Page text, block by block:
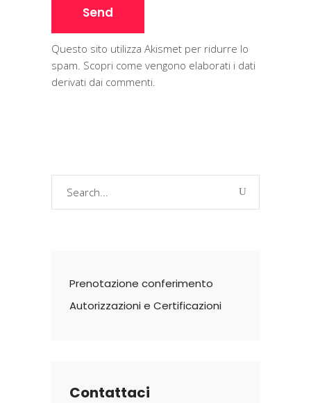
Questo sito utilizza Akismet per ridurre lo
spam. Scopri come vengono elaborati i dati
derivati dai commenti.
Prenotazione conferimento
Autorizzazioni e Certificazioni
Contattaci